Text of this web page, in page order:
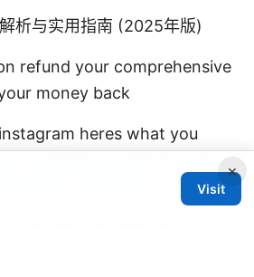
析与实用指南 (2025年版)
refund your comprehensive
money back
heres what you
接质量与隐私保护
×
Visit